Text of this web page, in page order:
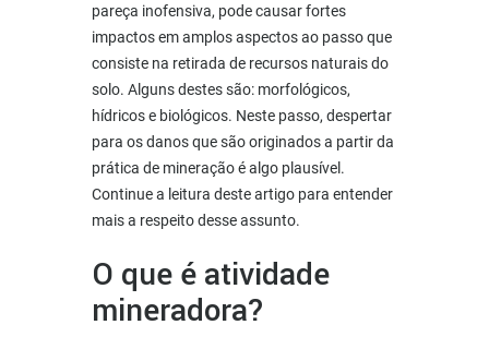
pareça inofensiva, pode causar fortes
impactos em amplos aspectos ao passo que
consiste na retirada de recursos naturais do
solo. Alguns destes são: morfológicos,
hídricos e biológicos. Neste passo, despertar
para os danos que são originados a partir da
prática de mineração é algo plausível.
Continue a leitura deste artigo para entender
mais a respeito desse assunto.
O que é atividade
mineradora?